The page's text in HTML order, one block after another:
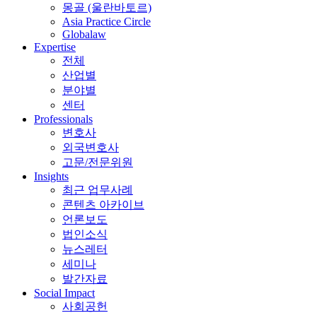
몽골 (울란바토르)
Asia Practice Circle
Globalaw
Expertise
전체
산업별
분야별
센터
Professionals
변호사
외국변호사
고문/전문위원
Insights
최근 업무사례
콘텐츠 아카이브
언론보도
법인소식
뉴스레터
세미나
발간자료
Social Impact
사회공헌